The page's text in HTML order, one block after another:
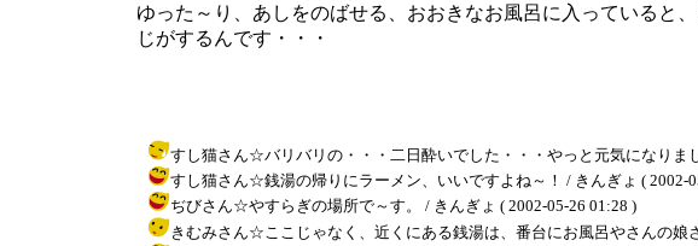
ゆった～り、あしをのばせる、おおきなお風呂に入っていると
じがするんです・・・
すし猫さん☆バリバリの・・・二日酔いでした・・・やっと元気になりま
すし猫さん☆銭湯の帰りにラーメン、いいですよね～！ / きんぎょ ( 2002-
ぢびさん☆やすらぎの場所で～す。 / きんぎょ ( 2002-05-26 01:28 )
きむみさん☆ここじゃなく、近くにある銭湯は、番台にお風呂やさんの娘